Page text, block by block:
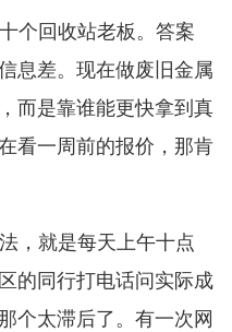
个回收站老板。答案
息差。现在做废旧金属
而是靠谁能更快拿到真
看一周前的报价，那肯
，就是每天上午十点
的同行打电话问实际成
个太滞后了。有一次网